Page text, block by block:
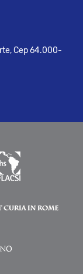
Cep 64.000-